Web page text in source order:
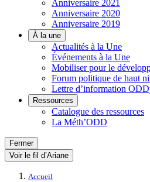
Anniversaire 2021
Anniversaire 2020
Anniversaire 2019
À la une
Actualités à la Une
Événements à la Une
Mobiliser pour le
Forum politique de haut
Lettre d’information
Ressources
Catalogue des ressources
La Méth’ODD
Fermer
Voir le fil d’Ariane
Accueil